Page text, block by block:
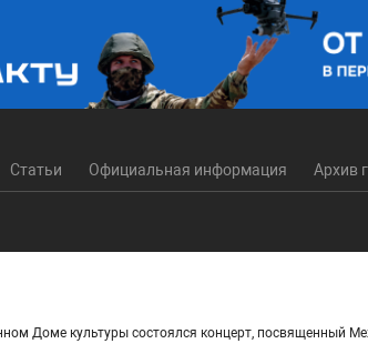
Статьи Официальная информация Архив
Доме культуры состоялся концерт, посвященный